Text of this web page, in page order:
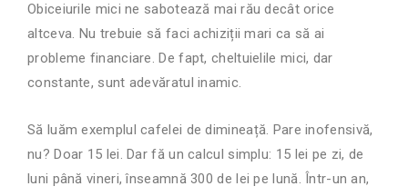
Obiceiurile mici ne sabotează mai rău decât orice
altceva. Nu trebuie să faci achiziții mari ca să ai
probleme financiare. De fapt, cheltuielile mici, dar
constante, sunt adevăratul inamic.
Să luăm exemplul cafelei de dimineață. Pare inofensivă,
nu? Doar 15 lei. Dar fă un calcul simplu: 15 lei pe zi, de
luni până vineri, înseamnă 300 de lei pe lună. Într-un an,